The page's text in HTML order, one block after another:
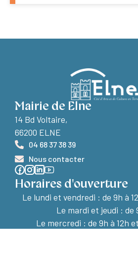
Mairie de Elne
14 Bd Voltaire,
66200 ELNE
04 68 37 38 39
Nous contacter
Horaires d'ouverture
Le lundi et vendredi : de 9h à
Le mardi et jeudi : de
Le mercredi : de 9h à 12h